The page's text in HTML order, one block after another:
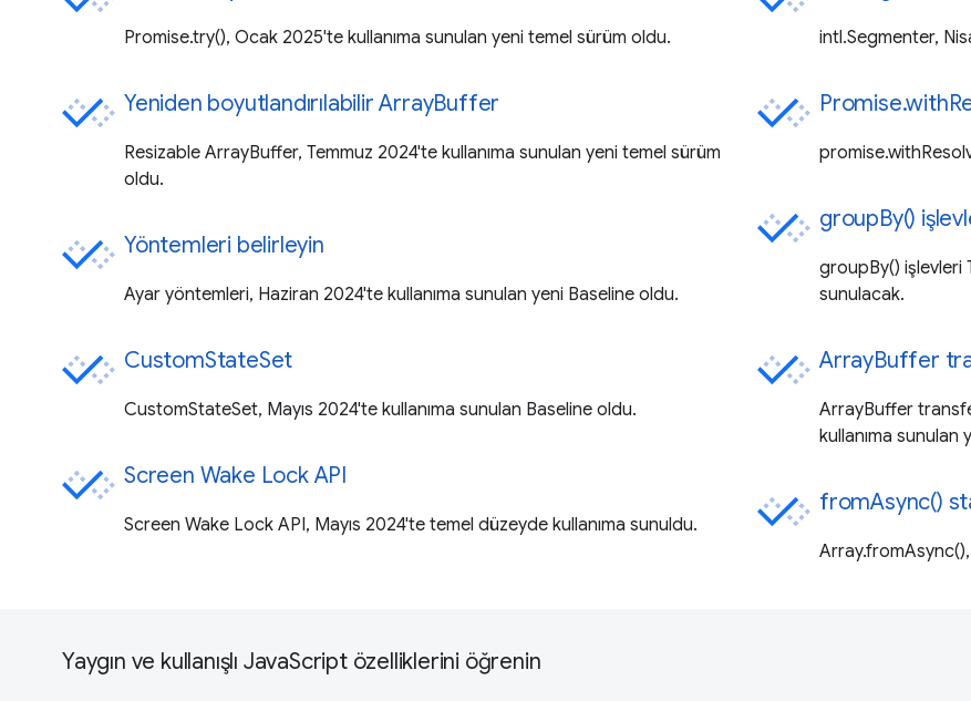
Promise.try(), Ocak 2025'te kullanıma sunulan yeni temel sürüm oldu.
Yeniden boyutlandırılabilir ArrayBuffer
Resizable ArrayBuffer, Temmuz 2024'te kullanıma sunulan yeni temel sürüm
oldu.
Yöntemleri belirleyin
Ayar yöntemleri, Haziran 2024'te kullanıma sunulan yeni Baseline oldu.
CustomStateSet
CustomStateSet, Mayıs 2024'te kullanıma sunulan Baseline oldu.
Screen Wake Lock API
Screen Wake Lock API, Mayıs 2024'te temel düzeyde kullanıma sunuldu.
intl.Segmenter,
groupBy()
groupBy() işlevleri
sunulacak.
ArrayBuffer
ArrayBuffer
kullanıma sunulan
fromAsync()
Yaygın ve kullanışlı JavaScript özelliklerini öğrenin